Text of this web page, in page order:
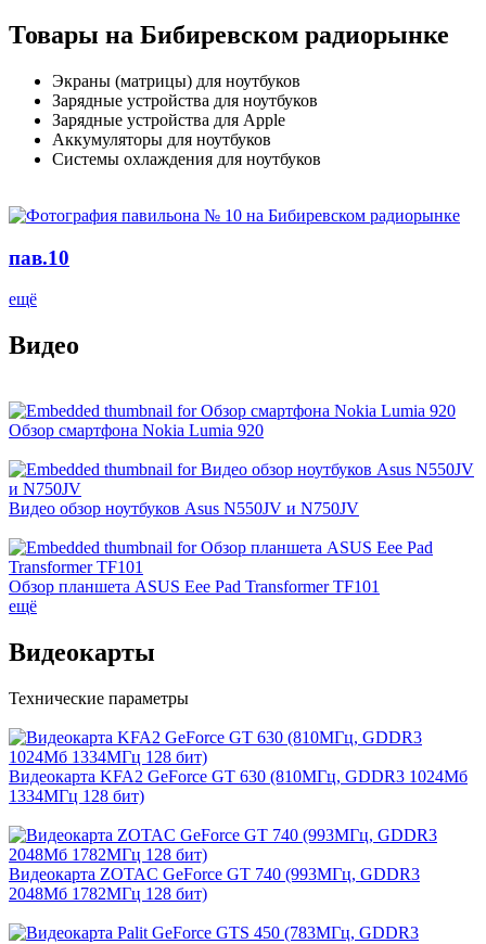
Товары на Бибиревском радиорынке
Экраны (матрицы) для ноутбуков
Зарядные устройства для ноутбуков
Зарядные устройства для Apple
Аккумуляторы для ноутбуков
Системы охлаждения для ноутбуков
пав.10
ещё
Видео
Обзор смартфона Nokia Lumia 920
Видео обзор ноутбуков Asus N550JV и N750JV
Обзор планшета ASUS Eee Pad Transformer TF101
ещё
Видеокарты
Технические параметры
Видеокарта KFA2 GeForce GT 630 (810МГц, GDDR3 1024Мб
1334МГц 128 бит)
Видеокарта ZOTAC GeForce GT 740 (993МГц, GDDR3
2048Мб 1782МГц 128 бит)